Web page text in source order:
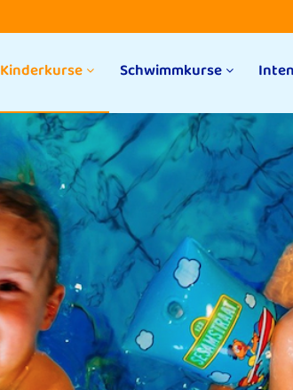
Kinderkurse Schwimmkurse